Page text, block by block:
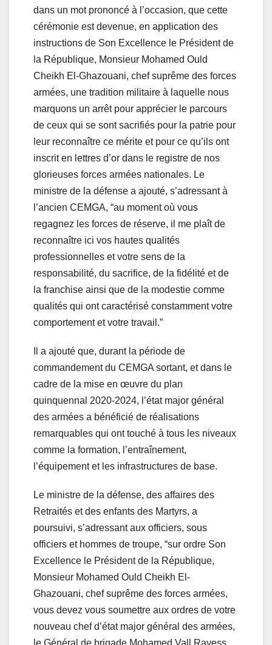
dans un mot prononcé à l’occasion, que cette
cérémonie est devenue, en application des
instructions de Son Excellence le Président de
la République, Monsieur Mohamed Ould
Cheikh El-Ghazouani, chef suprême des forces
armées, une tradition militaire à laquelle nous
marquons un arrêt pour apprécier le parcours
de ceux qui se sont sacrifiés pour la patrie pour
leur reconnaître ce mérite et pour ce qu’ils ont
inscrit en lettres d’or dans le registre de nos
glorieuses forces armées nationales. Le
ministre de la défense a ajouté, s’adressant à
l’ancien CEMGA, “au moment où vous
regagnez les forces de réserve, il me plaît de
reconnaître ici vos hautes qualités
professionnelles et votre sens de la
responsabilité, du sacrifice, de la fidélité et de
la franchise ainsi que de la modestie comme
qualités qui ont caractérisé constamment votre
comportement et votre travail.”
Il a ajouté que, durant la période de
commandement du CEMGA sortant, et dans le
cadre de la mise en œuvre du plan
quinquennal 2020-2024, l’état major général
des armées a bénéficié de réalisations
remarquables qui ont touché à tous les niveaux
comme la formation, l’entraînement,
l’équipement et les infrastructures de base.
Le ministre de la défense, des affaires des
Retraités et des enfants des Martyrs, a
poursuivi, s’adressant aux officiers, sous
officiers et hommes de troupe, “sur ordre Son
Excellence le Président de la République,
Monsieur Mohamed Ould Cheikh El-
Ghazouani, chef suprême des forces armées,
vous devez vous soumettre aux ordres de votre
nouveau chef d’état major général des armées,